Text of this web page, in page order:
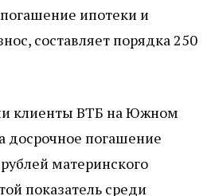
ипотеки и
составляет порядка 250
клиенты ВТБ на Южном
досрочное погашение
материнского
показатель среди